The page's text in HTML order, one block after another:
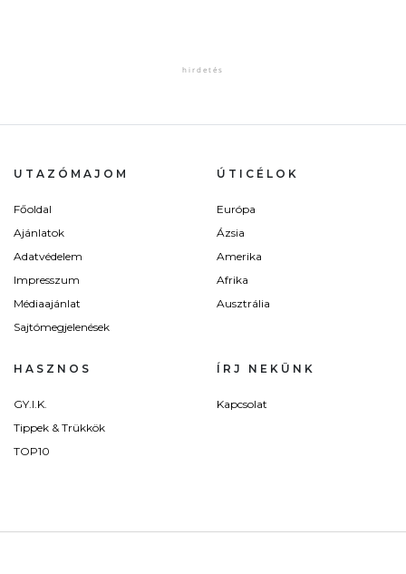
UTAZÓMAJOM
Főoldal
Ajánlatok
Adatvédelem
Impresszum
Médiaajánlat
Sajtómegjelenések
ÚTICÉLOK
Európa
Ázsia
Amerika
Afrika
Ausztrália
HASZNOS
GY.I.K.
Tippek & Trükkök
TOP10
ÍRJ NEKÜNK
Kapcsolat